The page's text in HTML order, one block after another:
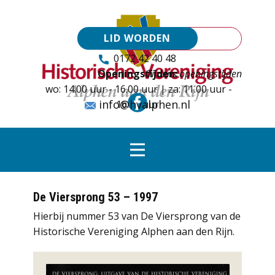
LID WORDEN
0172 42 40 48
Tijdens openingstijden
Openingstijden:
wo: 14.00 uur - 16.00 uur | za: 11.00 uur -
16.00 uur
info@hvalphen.nl
De Viersprong 53 – 1997
Hierbij nummer 53 van De Viersprong van de
Historische Vereniging Alphen aan den Rijn.